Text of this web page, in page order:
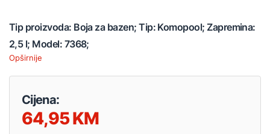
Tip proizvoda: Boja za bazen; Tip: Komopool; Zapremina:
2,5 l; Model: 7368;
Opširnije
Cijena:
64,95